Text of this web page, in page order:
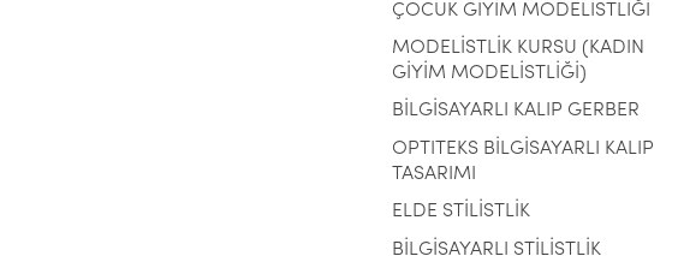
ÇOCUK GİYİM MODELİSTLİĞİ
MODELİSTLİK KURSU (KADIN
GİYİM MODELİSTLİĞİ)
BİLGİSAYARLI KALIP GERBER
OPTITEKS BİLGİSAYARLI KALIP
TASARIMI
ELDE STİLİSTLİK
BİLGİSAYARLI STİLİSTLİK